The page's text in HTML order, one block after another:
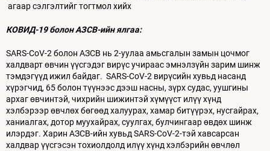
агаар сэлгэлтийг тогтмол хийх
КОВИД-19 болон АЗСВ-ийн ялгаа:
SARS-CoV-2 болон АЗСВ нь 2-уулаа амьсгалын замын цочмог
халдварт өвчин үүсгэдэг вирүс учираас эмнэлзүйн зарим шинж
тэмдэгүүд ижил байдаг. SARS-CoV-2 вирүсийн хувьд насанд
хүрэгчид, 65 болон түүнээс дээш насны, зүрх судас, уушгины
архаг өвчинтэй, чихрийн шижинтэй хүмүүст илүү хүнд
хэлбэрээр өвчлөх бөгөөд халуурах, хамар битүүрэх, нусгайрах,
ханиалгах, дотор муухайрах, суулгах, булчингаар өвдөх шинж
илэрдэг. Харин АЗСВ-ийн хувьд SARS-CoV-2-тэй хавсарсан
халдвар үүсгэсэн тохиолдолд илүү хүнд хэлбэрийн өвчлөл